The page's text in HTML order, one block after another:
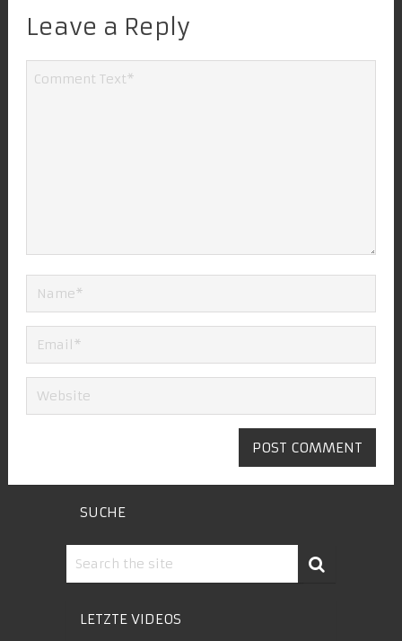
Leave a Reply
SUCHE
LETZTE VIDEOS